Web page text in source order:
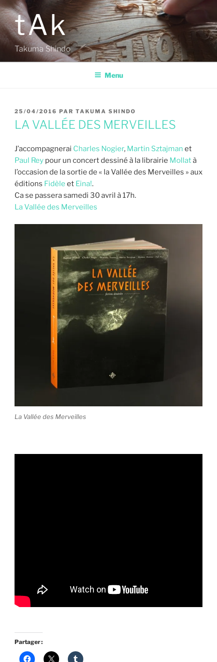
Aller
au
contenu
principaltAk
Takuma Shindo
Menu
PUBLIÉ
LE
25/04/2016 PAR TAKUMA SHINDO
LA VALLÉE DES MERVEILLES
J’accompagnerai Charles Nogier, Martin Sztajman et
Paul Rey pour un concert dessiné à la librairie Mollatà
l’occasion de la sortie de « laVallée des Merveilles » aux
éditions Fidèle et Eina!.
Ca se passera samedi 30 avril à 17h.
La Vallée des Merveilles
La Vallée des Merveilles
Partager :